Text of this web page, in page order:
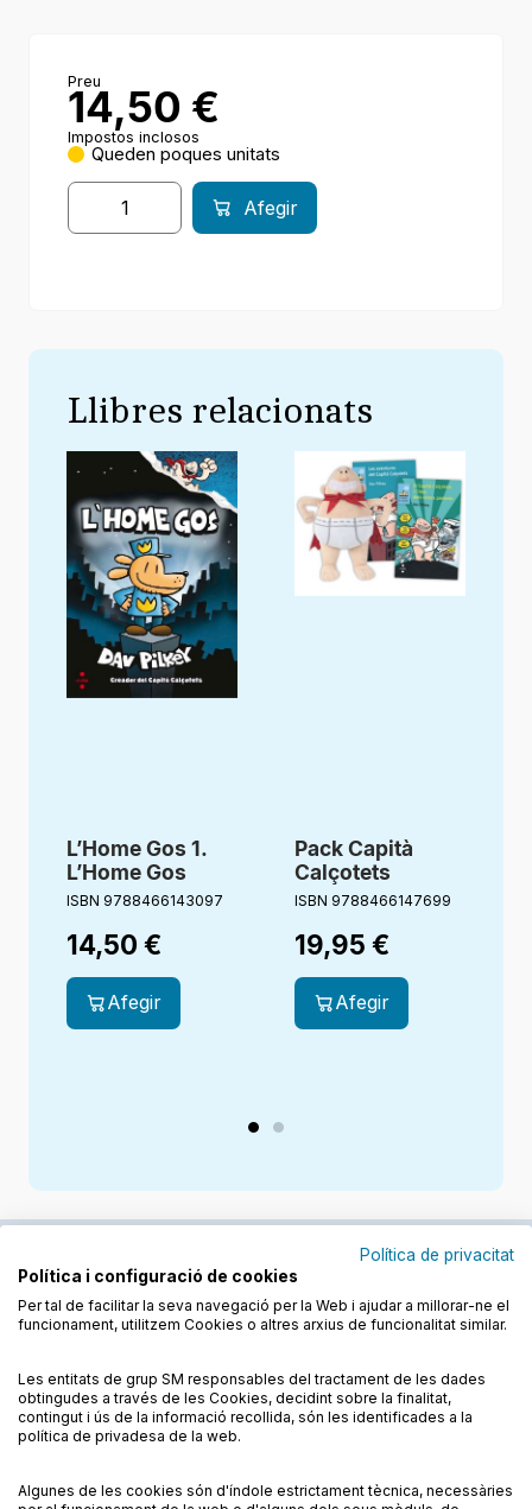
Preu
14,50 €
Impostos inclosos
Queden poques unitats
Afegir
Llibres relacionats
L’Home Gos 1.
L’Home Gos
ISBN 9788466143097
14,50 €
Afegir
Pack Capità
Calçotets
ISBN 9788466147699
19,95 €
Afegir
Descobreix els llibres a les llengües cooficials
Condicions de compra Condicions d’ús
Política de privacitat
Política i configuració de cookies
Per tal de facilitar la seva navegació per la Web i ajudar a millorar-ne el
funcionament, utilitzem Cookies o altres arxius de funcionalitat similar.
Les entitats de grup SM responsables del tractament de les dades
obtingudes a través de les Cookies, decidint sobre la finalitat,
contingut i ús de la informació recollida, són les identificades a la
política de privadesa de la web.
Algunes de les cookies són d'índole estrictament tècnica, necessàries